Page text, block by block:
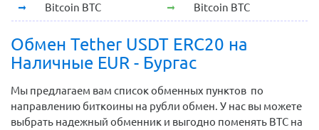
Bitcoin BTC Bitcoin BTC
Обмен Tether USDT ERC20 на
Наличные EUR - Бургас
Мы предлагаем вам список обменных пунктов по
направлению биткоины на рубли обмен. У нас вы можете
выбрать надежный обменник и выгодно поменять BTC на